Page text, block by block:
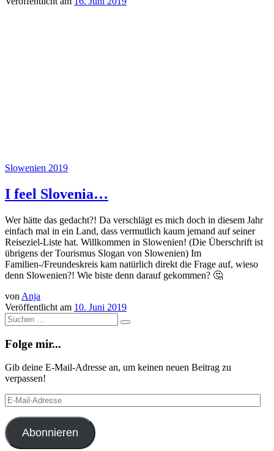
Slowenien 2019
I feel Slovenia…
Wer hätte das gedacht?! Da verschlägt es mich doch in diesem Jahr
einfach mal in ein Land, dass vermutlich kaum jemand auf seiner
Reiseziel-Liste hat. Willkommen in Slowenien! (Die Überschrift ist
übrigens der Tourismus Slogan von Slowenien) Im
Familien-/Freundeskreis kam natürlich direkt die Frage auf, wieso
denn Slowenien?! Wie biste denn darauf gekommen? 🤔
von Anja
Veröffentlicht am 10. Juni 2019
Suche
Suchen
Folge mir...
Gib deine E-Mail-Adresse an, um keinen neuen Beitrag zu
verpassen!
E-
Mail-
Adresse
Abonnieren